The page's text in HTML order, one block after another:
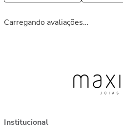
Carregando avaliações…
Institucional